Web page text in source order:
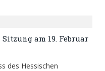
am 19. Februar
des Hessischen